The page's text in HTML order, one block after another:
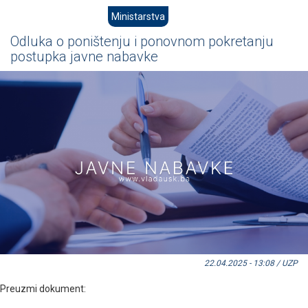
Ministarstva
Odluka o poništenju i ponovnom pokretanju
postupka javne nabavke
22.04.2025 - 13:08 / UZP
Preuzmi dokument: